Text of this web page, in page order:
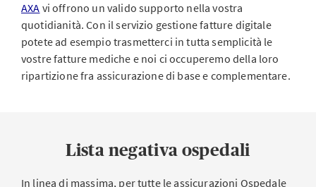
AXA vi offrono un valido supporto nella vostra
quotidianità. Con il servizio gestione fatture digitale
potete ad esempio trasmetterci in tutta semplicità le
vostre fatture mediche e noi ci occuperemo della loro
ripartizione fra assicurazione di base e complementare.
Lista negativa ospedali
In linea di massima, per tutte le assicurazioni Ospedale